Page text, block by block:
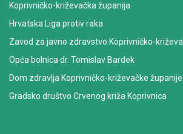
Koprivničko-križevačka županija
Hrvatska Liga protiv raka
Zavod za javno zdravstvo Koprivničko-
Opća bolnica dr. Tomislav Bardek
Dom zdravlja Koprivničko-križevačke županije
Gradsko društvo Crvenog križa Koprivnica